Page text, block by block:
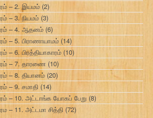
– 2. இயமம் (2)
– 3. நியமம் (3)
– 4. ஆதனம் (6)
– 5. பிராணாயாமம் (14)
– 6. பிரத்தியாகாரம் (10)
– 7. தாரணை (10)
– 8. தியானம் (20)
– 9. சமாதி (14)
– 10. அட்டாங்க யோகப் பேறு (8)
– 11. அட்டமா சித்தி (72)